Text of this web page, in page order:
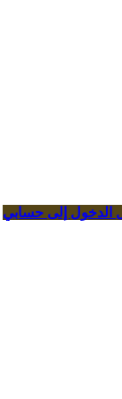
الدخول إلى حسابي